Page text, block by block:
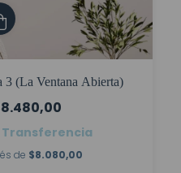
3 (La Ventana Abierta)
Transferencia
de $8.080,00